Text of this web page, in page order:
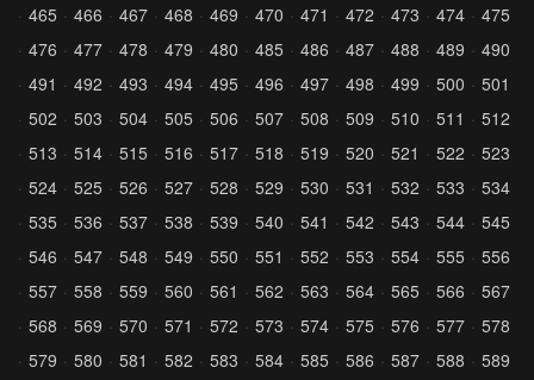
465
466 467 468 469 470 471 472 473 474
475
476
477 478 479 480 485 486 487 488 489
490
491
492 493 494 495 496 497 498 499 500
501
502
503 504 505 506 507 508 509 510 511
512
513
514 515 516 517 518 519 520 521 522
523
524
525 526 527 528 529 530 531 532 533
534
535
536 537 538 539 540 541 542 543 544
545
546
547 548 549 550 551 552 553 554 555
556
557
558 559 560 561 562 563 564 565 566
567
568
569 570 571 572 573 574 575 576 577
578
579
580 581 582 583 584 585 586 587 588
589